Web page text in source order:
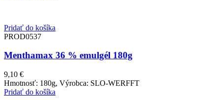
Pridať do košíka
PROD0537
Menthamax 36 % emulgél 180g
9,10 €
Hmotnosť: 180g, Výrobca: SLO-WERFFT
Pridať do košíka